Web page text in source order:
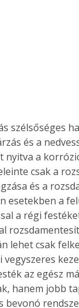
a
az
szélsőséges
és a
nyitva a
csak a
és a
esetekben a
a régi
lehet csak
az egész
hanem jobb